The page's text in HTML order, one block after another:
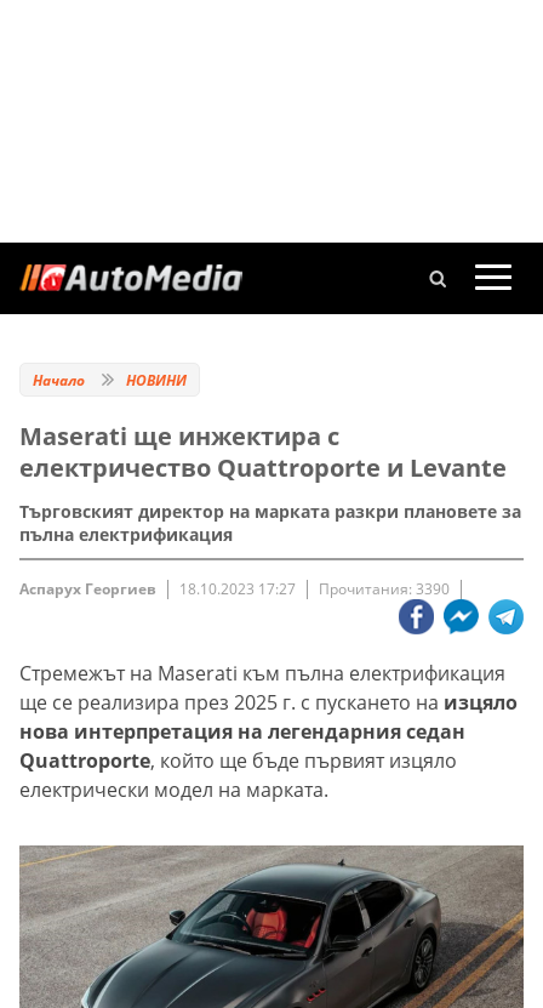
Начало НОВИНИ
Maserati ще инжектира с
електричество Quattroporte и Levante
Търговският директор на марката разкри плановете за
пълна електрификация
Аспарух Георгиев 18.10.2023 17:27 Прочитания: 3390
Стремежът на Maserati към пълна електрификация
ще се реализира през 2025 г. с пускането на изцяло
нова интерпретация на легендарния седан
Quattroporte, който ще бъде първият изцяло
електрически модел на марката.